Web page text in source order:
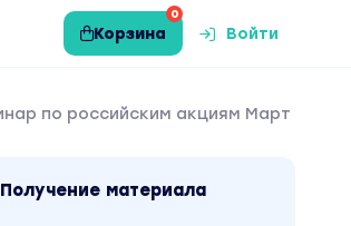
0
Корзина Войти
по российским акциям Март
Получение материала